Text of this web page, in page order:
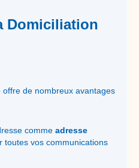
Domiciliation
de nombreux avantages
comme adresse
toutes vos communications